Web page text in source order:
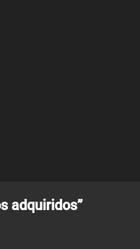
adquiridos”